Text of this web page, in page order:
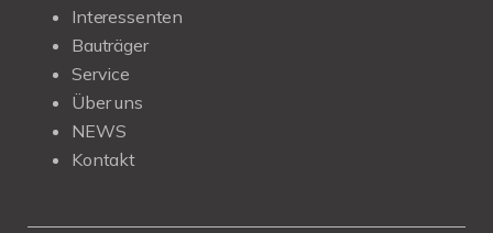
Interessenten
Bauträger
Service
Über uns
NEWS
Kontakt